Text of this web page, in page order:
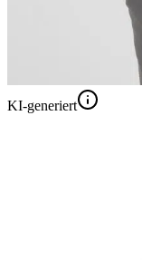
KI-generiert